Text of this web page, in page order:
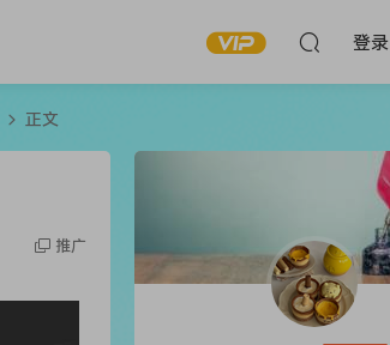
登录
正文
推广